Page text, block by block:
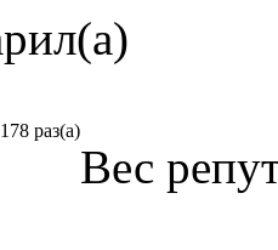
раз(а)
Вес